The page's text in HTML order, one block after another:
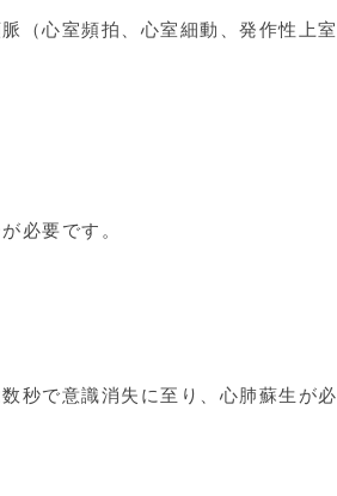
（心室頻拍、心室細動、発作性上室
必要です。
秒で意識消失に至り、心肺蘇生が必